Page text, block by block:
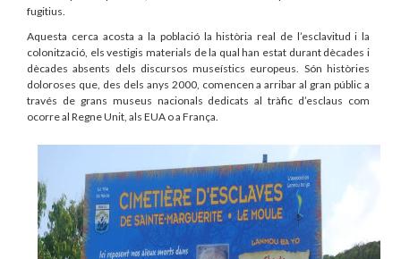
fugitius.
Aquesta cerca acosta a la població la història real de l’esclavitud i la
colonització, els vestigis materials de la qual han estat durant dècades i
dècades absents dels discursos museístics europeus. Són històries
doloroses que, des dels anys 2000, comencen a arribar al gran públic a
través de grans museus nacionals dedicats al tràfic d’esclaus com
ocorre al Regne Unit, als EUA o a França.